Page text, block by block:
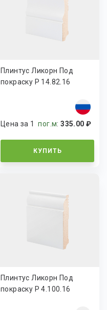
Плинтус Ликорн Под
покраску Р 14.82.16
Цена за 1пог.м:335.00 ₽
КУПИТЬ
Плинтус Ликорн Под
покраску Р 4.100.16